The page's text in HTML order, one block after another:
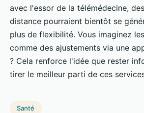
avec l'essor de la télémédecine,
distance pourraient bientôt se
plus de flexibilité. Vous imaginez
comme des ajustements via une
? Cela renforce l'idée que rester
tirer le meilleur parti de ces
Santé